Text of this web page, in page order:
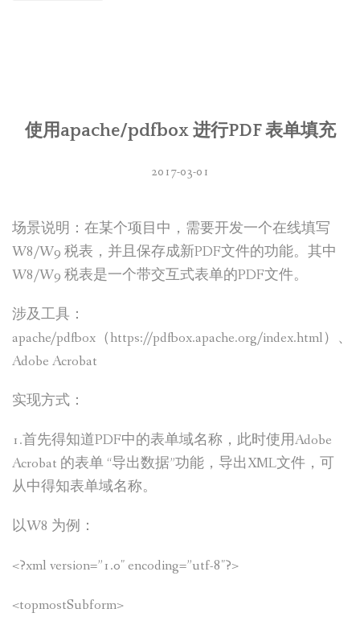
使用apache/pdfbox 进行PDF 表单填充
2017-03-01
场景说明：在某个项目中，需要开发一个在线填写
W8/W9 税表，并且保存成新PDF文件的功能。其中
W8/W9 税表是一个带交互式表单的PDF文件。
涉及工具：
apache/pdfbox（https://pdfbox.apache.org/index.html）、
Adobe Acrobat
实现方式：
1.首先得知道PDF中的表单域名称，此时使用Adobe
Acrobat 的表单 “导出数据”功能，导出XML文件，可
从中得知表单域名称。
以W8 为例：
<?xml version=”1.0″ encoding=”utf-8″?>
<topmostSubform>